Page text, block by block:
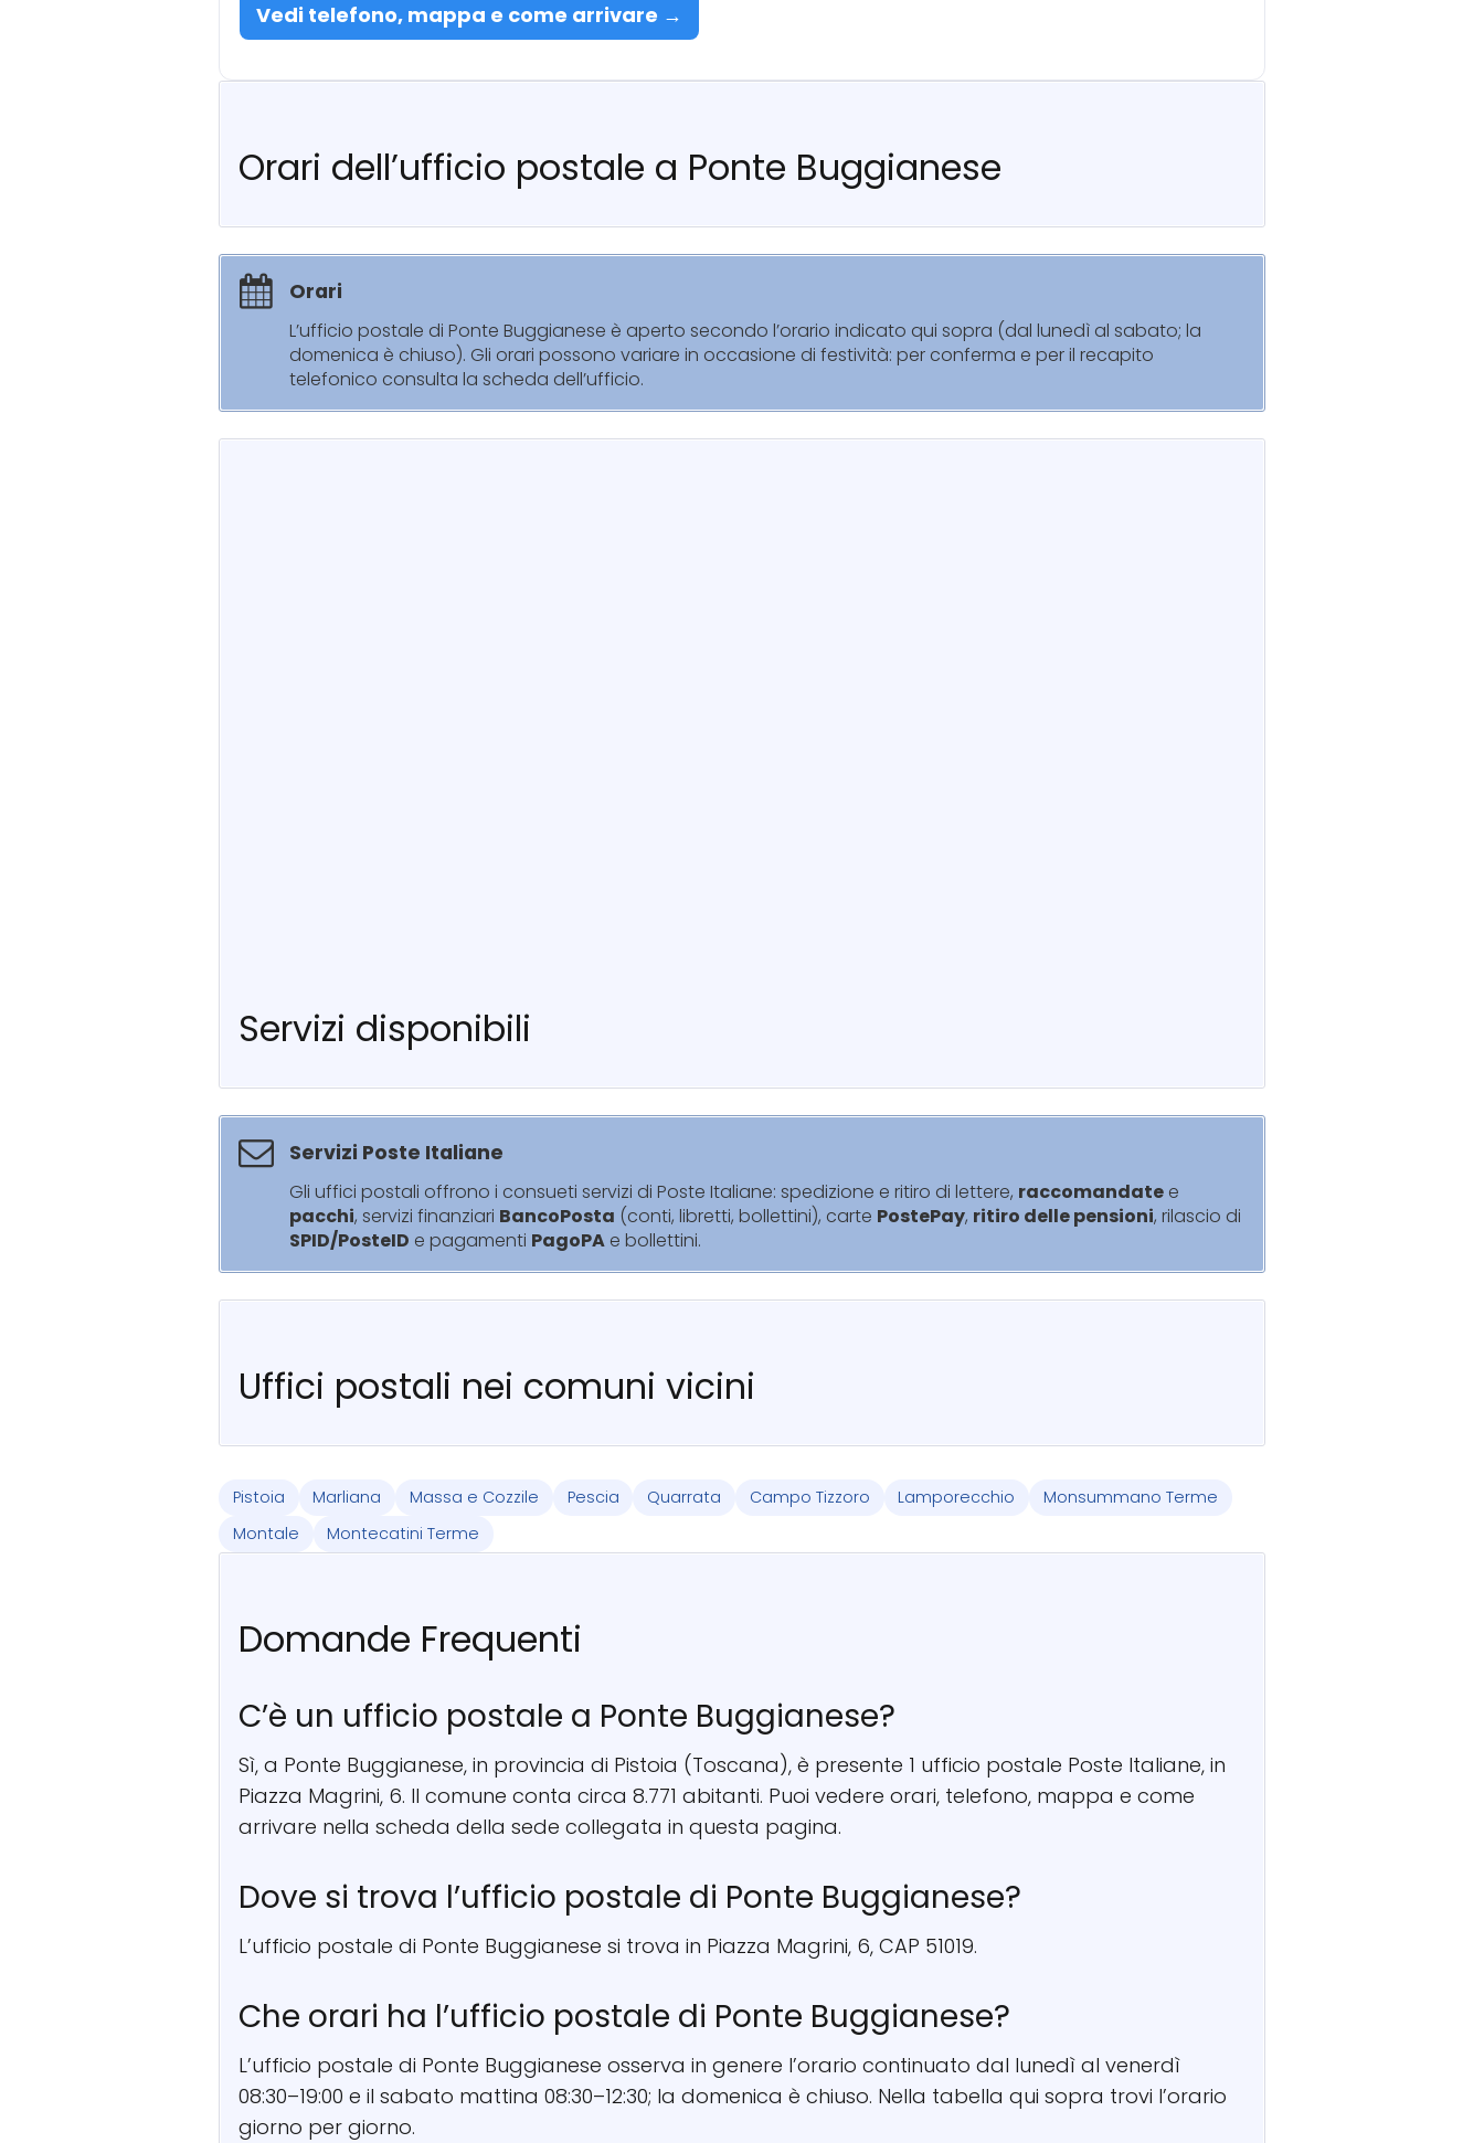
Vedi telefono, mappa e come arrivare →
Orari dell’ufficio postale a Ponte Buggianese
Orari
L’ufficio postale di Ponte Buggianese è aperto secondo l’orario indicato qui sopra (dal lunedì al sabato; la
domenica è chiuso). Gli orari possono variare in occasione di festività: per conferma e per il recapito
telefonico consulta la scheda dell’ufficio.
Servizi disponibili
Servizi Poste Italiane
Gli uffici postali offrono i consueti servizi di Poste Italiane: spedizione e ritiro di lettere, raccomandate e
pacchi, servizi finanziari BancoPosta (conti, libretti, bollettini), carte PostePay, ritiro delle pensioni, rilascio di
SPID/PosteID e pagamenti PagoPA e bollettini.
Uffici postali nei comuni vicini
Pistoia Marliana Massa e Cozzile Pescia Quarrata Campo Tizzoro Lamporecchio
Monsummano Terme
Montale
Montecatini Terme
Domande Frequenti
C’è un ufficio postale a Ponte Buggianese?
Sì, a Ponte Buggianese, in provincia di Pistoia (Toscana), è presente 1 ufficio postale Poste Italiane, in
Piazza Magrini, 6. Il comune conta circa 8.771 abitanti. Puoi vedere orari, telefono, mappa e come
arrivare nella scheda della sede collegata in questa pagina.
Dove si trova l’ufficio postale di Ponte Buggianese?
L’ufficio postale di Ponte Buggianese si trova in Piazza Magrini, 6, CAP 51019.
Che orari ha l’ufficio postale di Ponte Buggianese?
L’ufficio postale di Ponte Buggianese osserva in genere l’orario continuato dal lunedì al venerdì
08:30–19:00 e il sabato mattina 08:30–12:30; la domenica è chiuso. Nella tabella qui sopra trovi l’orario
giorno per giorno.